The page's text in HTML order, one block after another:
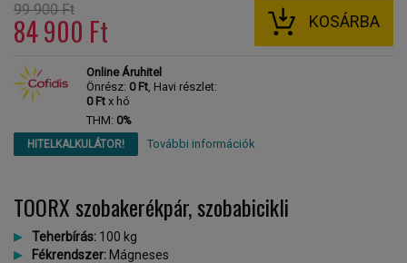
99 900 Ft
84 900 Ft KOSÁRBA
Online Áruhitel
Önrész: 0 Ft, Havi részlet:
0 Ft x hó
THM: 0%
HITELKALKULÁTOR! További információk
TOORX szobakerékpár, szobabicikli
Teherbírás: 100 kg
Fékrendszer: Mágneses